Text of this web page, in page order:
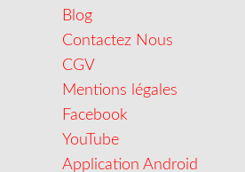
Blog
Contactez Nous
CGV
Mentions légales
Facebook
YouTube
Application Android